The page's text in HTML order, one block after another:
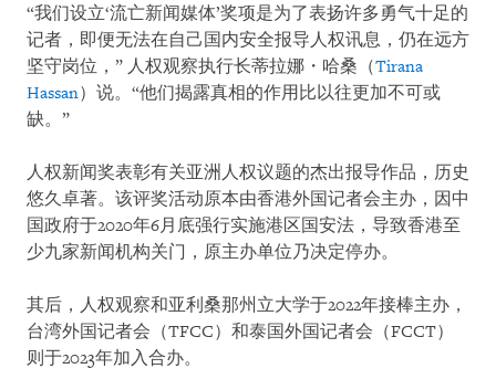
“我们设立‘流亡新闻媒体’奖项是为了表扬许多勇气十足的
记者，即便无法在自己国内安全报导人权讯息，仍在远方
坚守岗位，” 人权观察执行长蒂拉娜・哈桑（Tirana
Hassan）说。“他们揭露真相的作用比以往更加不可或
缺。”
人权新闻奖表彰有关亚洲人权议题的杰出报导作品，历史
悠久卓著。该评奖活动原本由香港外国记者会主办，因中
国政府于2020年6月底强行实施港区国安法，导致香港至
少九家新闻机构关门，原主办单位乃决定停办。
其后，人权观察和亚利桑那州立大学于2022年接棒主办，
台湾外国记者会（TFCC）和泰国外国记者会（FCCT）
则于2023年加入合办。